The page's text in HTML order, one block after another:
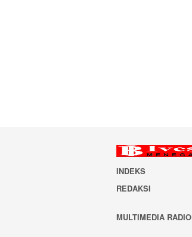
INDEKS
REDAKSI
MULTIMEDIA RADIO